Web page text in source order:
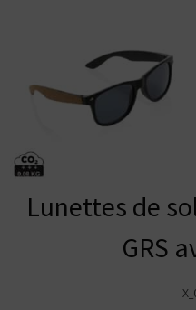
Lunettes de
GRS